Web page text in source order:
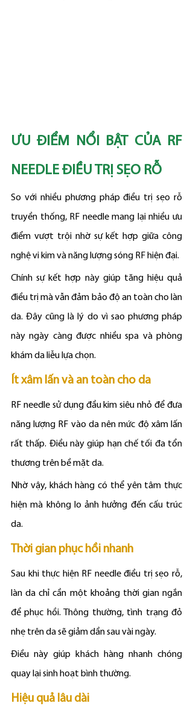
ƯU ĐIỂM NỔI BẬT CỦA RF
NEEDLE ĐIỀU TRỊ SẸO RỖ
So với nhiều phương pháp điều trị sẹo rỗ
truyền thống, RF needle mang lại nhiều ưu
điểm vượt trội nhờ sự kết hợp giữa công
nghệ vi kim và năng lượng sóng RF hiện đại.
Chính sự kết hợp này giúp tăng hiệu quả
điều trị mà vẫn đảm bảo độ an toàn cho làn
da. Đây cũng là lý do vì sao phương pháp
này ngày càng được nhiều spa và phòng
khám da liễu lựa chọn.
Ít xâm lấn và an toàn cho da
RF needle sử dụng đầu kim siêu nhỏ để đưa
năng lượng RF vào da nên mức độ xâm lấn
rất thấp. Điều này giúp hạn chế tối đa tổn
thương trên bề mặt da.
Nhờ vậy, khách hàng có thể yên tâm thực
hiện mà không lo ảnh hưởng đến cấu trúc
da.
Thời gian phục hồi nhanh
Sau khi thực hiện RF needle điều trị sẹo rỗ,
làn da chỉ cần một khoảng thời gian ngắn
để phục hồi. Thông thường, tình trạng đỏ
nhẹ trên da sẽ giảm dần sau vài ngày.
Điều này giúp khách hàng nhanh chóng
quay lại sinh hoạt bình thường.
Hiệu quả lâu dài